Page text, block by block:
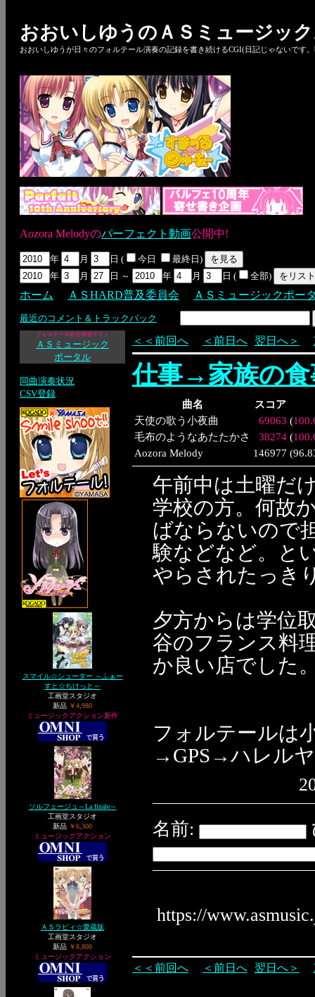
おおいしゆうのＡＳミュージッ
おおいしゆうが日々のフォルテール演奏の記録を書き続けるCGI(日記じゃないです
Aozora Melodyのパーフェクト動画公開中!
年 月 日 ( 今日
最終日)
年
月 日 ～ 年 月 日 ( 全部)
ホーム ＡＳHARD普及委員会 ＡＳミュージックポー
最近のコメント＆トラックバック
フォルテール総合情報サイト
ＡＳミュージック
ポータル
同曲演奏状況
CSV登録
スマイル☆シューター ～ふぁー
すと☆ちけっと～
工画堂スタジオ
新品 ￥4,980
ミュージックアクション新作
ソルフェージュ～La finale～
工画堂スタジオ
新品 ￥6,300
ミュージックアクション
ＡＳラビィ☆愛蔵版
工画堂スタジオ
新品 ￥8,800
ミュージックアクション
＜＜前回へ ＜前日へ 翌日へ＞
仕事→家族の食
曲名
スコア
天使の歌う小夜曲
69063 (
毛布のようなあたたかさ
38274 (
Aozora Melody
146977 (
午前中は土曜だ
学校の方。何故
ばならないので
験などなど。と
やらされたっき
夕方からは学位
谷のフランス料
か良い店でした
フォルテールは
→GPS→ハレル
名前:
https://
＜＜前回へ ＜前日へ 翌日へ＞